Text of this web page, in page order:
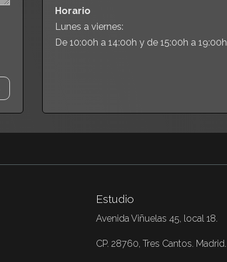
Horario
Lunes a viernes:
De 10:00h a 14:00h y de 15:00h a 19:00h
Estudio
Avenida Viñuelas 45, local 18.
CP. 28760, Tres Cantos. Madrid.